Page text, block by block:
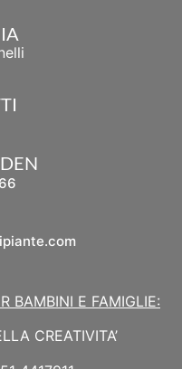
BAMBINI E FAMIGLIE:
CREATIVITA’